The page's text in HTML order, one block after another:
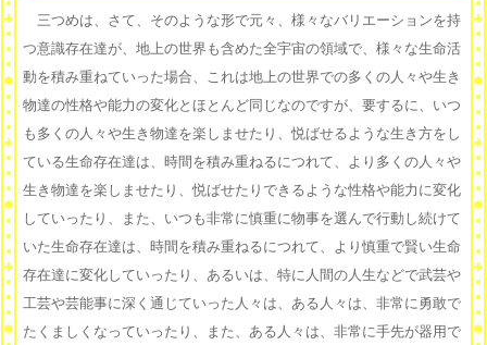
三つめは、さて、そのような形で元々、様々なバリエーションを持
つ意識存在達が、地上の世界も含めた全宇宙の領域で、様々な生命活
動を積み重ねていった場合、これは地上の世界での多くの人々や生き
物達の性格や能力の変化とほとんど同じなのですが、要するに、いつ
も多くの人々や生き物達を楽しませたり、悦ばせるような生き方をし
ている生命存在達は、時間を積み重ねるにつれて、より多くの人々や
生き物達を楽しませたり、悦ばせたりできるような性格や能力に変化
していったり、また、いつも非常に慎重に物事を選んで行動し続けて
いた生命存在達は、時間を積み重ねるにつれて、より慎重で賢い生命
存在達に変化していったり、あるいは、特に人間の人生などで武芸や
工芸や芸能事に深く通じていった人々は、ある人々は、非常に勇敢で
たくましくなっていったり、また、ある人々は、非常に手先が器用で